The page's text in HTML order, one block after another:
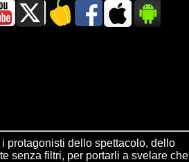
protagonisti dello spettacolo, dello
senza filtri, per portarli a svelare che